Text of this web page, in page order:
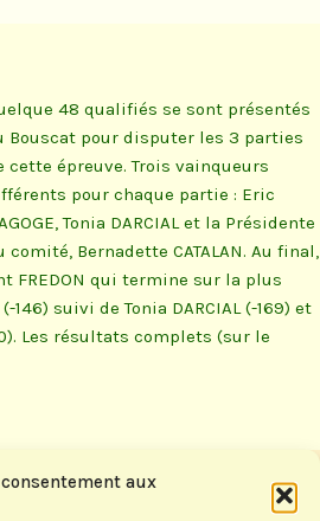
aux
48 qualifiés se sont présentés
Bouscat pour disputer les 3 parties
cette épreuve. Trois vainqueurs
pour chaque partie : Eric
Tonia DARCIAL et la Présidente
comité, Bernadette CATALAN. Au final,
FREDON qui termine sur la plus
suivi de Tonia DARCIAL (-169) et
Les résultats complets (sur le